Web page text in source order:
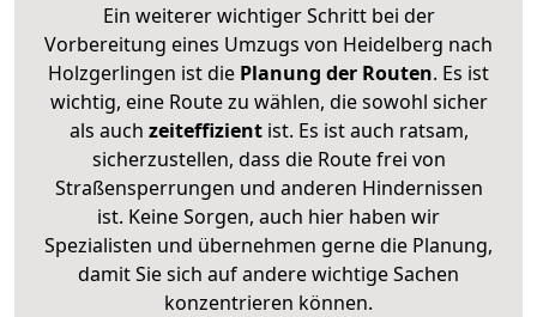
Ein weiterer wichtiger Schritt bei der
Vorbereitung eines Umzugs von Heidelberg nach
Holzgerlingen ist die Planung der Routen. Es ist
wichtig, eine Route zu wählen, die sowohl sicher
als auch zeiteffizientist. Es ist auch ratsam,
sicherzustellen, dass die Route frei von
Straßensperrungen und anderen Hindernissen
ist. Keine Sorgen, auch hier haben wir
Spezialisten und übernehmen gerne die Planung,
damit Sie sich auf andere wichtige Sachen
konzentrieren können.